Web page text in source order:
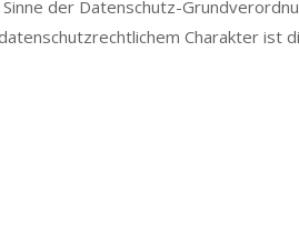
der Datenschutz-
Charakter ist